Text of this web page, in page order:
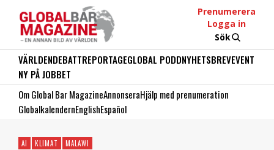
Prenumerera
Logga in
Sök
VÄRLDENDEBATTREPORTAGEGLOBAL PODDNYHETSBREVEVENT
NY PÅ JOBBET
Om Global Bar MagazineAnnonseraHjälp med prenumeration
GlobalkalendernEnglishEspañol
AI KLIMAT MALAWI